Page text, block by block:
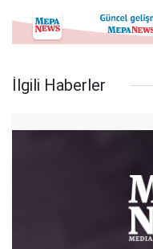
İlgili Haberler